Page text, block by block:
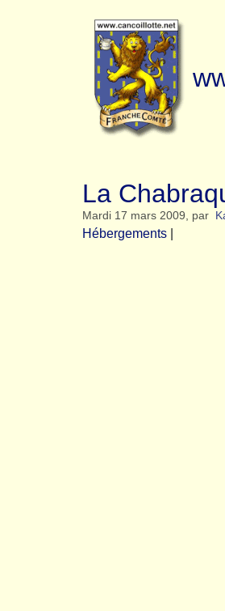
La
Mardi 17 mars 2009, par
Hébergements